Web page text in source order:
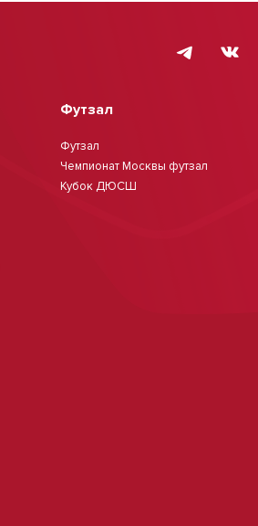
Футзал
Футзал
Чемпионат Москвы футзал
Кубок ДЮСШ